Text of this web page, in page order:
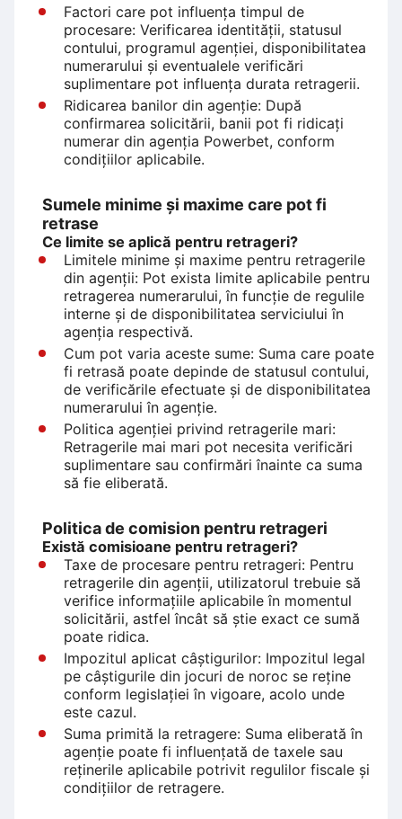
Factori care pot influența timpul de
procesare: Verificarea identității, statusul
contului, programul agenției, disponibilitatea
numerarului și eventualele verificări
suplimentare pot influența durata retragerii.
Ridicarea banilor din agenție: După
confirmarea solicitării, banii pot fi ridicați
numerar din agenția Powerbet, conform
condițiilor aplicabile.
Sumele minime și maxime care pot fi
retrase
Ce limite se aplică pentru retrageri?
Limitele minime și maxime pentru retragerile
din agenții: Pot exista limite aplicabile pentru
retragerea numerarului, în funcție de regulile
interne și de disponibilitatea serviciului în
agenția respectivă.
Cum pot varia aceste sume: Suma care poate
fi retrasă poate depinde de statusul contului,
de verificările efectuate și de disponibilitatea
numerarului în agenție.
Politica agenției privind retragerile mari:
Retragerile mai mari pot necesita verificări
suplimentare sau confirmări înainte ca suma
să fie eliberată.
Politica de comision pentru retrageri
Există comisioane pentru retrageri?
Taxe de procesare pentru retrageri: Pentru
retragerile din agenții, utilizatorul trebuie să
verifice informațiile aplicabile în momentul
solicitării, astfel încât să știe exact ce sumă
poate ridica.
Impozitul aplicat câștigurilor: Impozitul legal
pe câștigurile din jocuri de noroc se reține
conform legislației în vigoare, acolo unde
este cazul.
Suma primită la retragere: Suma eliberată în
agenție poate fi influențată de taxele sau
reținerile aplicabile potrivit regulilor fiscale și
condițiilor de retragere.